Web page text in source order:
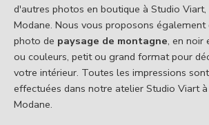
d'autres photos en boutique à Studio Viart,
Modane. Nous vous proposons également
photo de paysage de montagne, en noir
ou couleurs, petit ou grand format pour
votre intérieur. Toutes les impressions sont
effectuées dans notre atelier Studio Viart à
Modane.